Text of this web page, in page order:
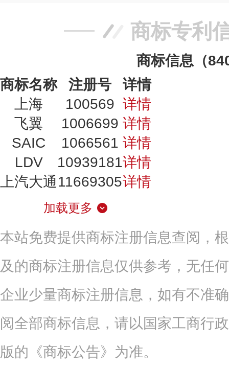
商标专利
商标信息（
商标名称
注册号
详情
上海
100569 详情
飞翼
1006699 详情
SAIC
1066561 详情
LDV
10939181详情
上汽大通11669305详情
加载更多
本站免费提供商标注册信息查阅，
及的商标注册信息仅供参考，无任
企业少量商标注册信息，如有不准
阅全部商标信息，请以国家工商行
版的《商标公告》为准。